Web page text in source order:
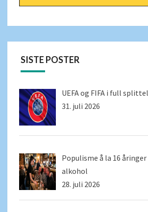
SISTE POSTER
UEFA og FIFA i full
31. juli 2026
Populisme å la 16
alkohol
28. juli 2026